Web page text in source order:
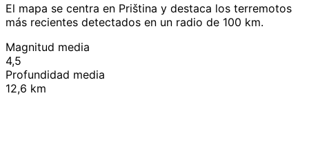
El mapa se centra en Priština y destaca los terremotos
más recientes detectados en un radio de 100 km.
Magnitud media
4,5
Profundidad media
12,6 km